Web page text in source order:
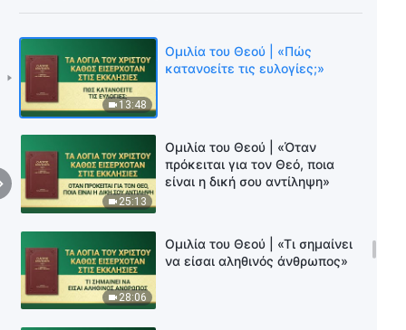
13:48
Ομιλία του Θεού | «Πώς
κατανοείτε τις ευλογίες;»
25:13
Ομιλία του Θεού | «Όταν
πρόκειται για τον Θεό, ποια
είναι η δική σου αντίληψη»
28:06
Ομιλία του Θεού | «Τι σημαίνει
να είσαι αληθινός άνθρωπος»